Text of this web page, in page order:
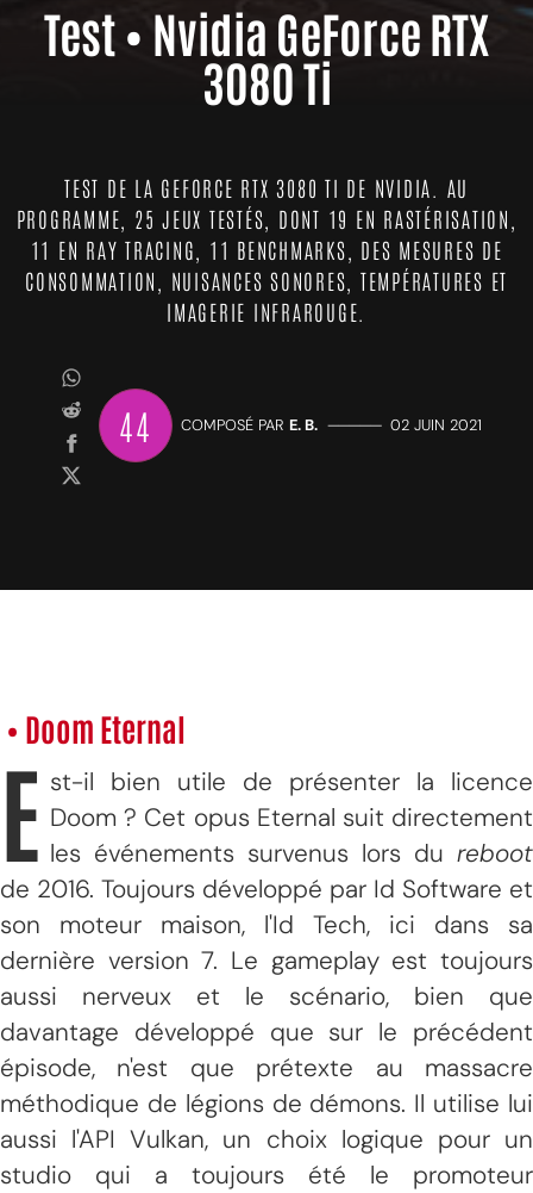
Test • Nvidia GeForce RTX
3080 Ti
TEST DE LA GEFORCE RTX 3080 TI DE NVIDIA. AU
PROGRAMME, 25 JEUX TESTÉS, DONT 19 EN RASTÉRISATION,
11 EN RAY TRACING, 11 BENCHMARKS, DES MESURES DE
CONSOMMATION, NUISANCES SONORES, TEMPÉRATURES ET
IMAGERIE INFRAROUGE.
44 COMPOSÉ PAR E. B. ————— 02 JUIN 2021
• Doom Eternal
E st-il bien utile de présenter la licence
Doom ? Cet opus Eternal suit directement
les événements survenus lors du reboot
de 2016. Toujours développé par Id Software et
son moteur maison, l'Id Tech, ici dans sa
dernière version 7. Le gameplay est toujours
aussi nerveux et le scénario, bien que
davantage développé que sur le précédent
épisode, n'est que prétexte au massacre
méthodique de légions de démons. Il utilise lui
aussi l'API Vulkan, un choix logique pour un
studio qui a toujours été le promoteur